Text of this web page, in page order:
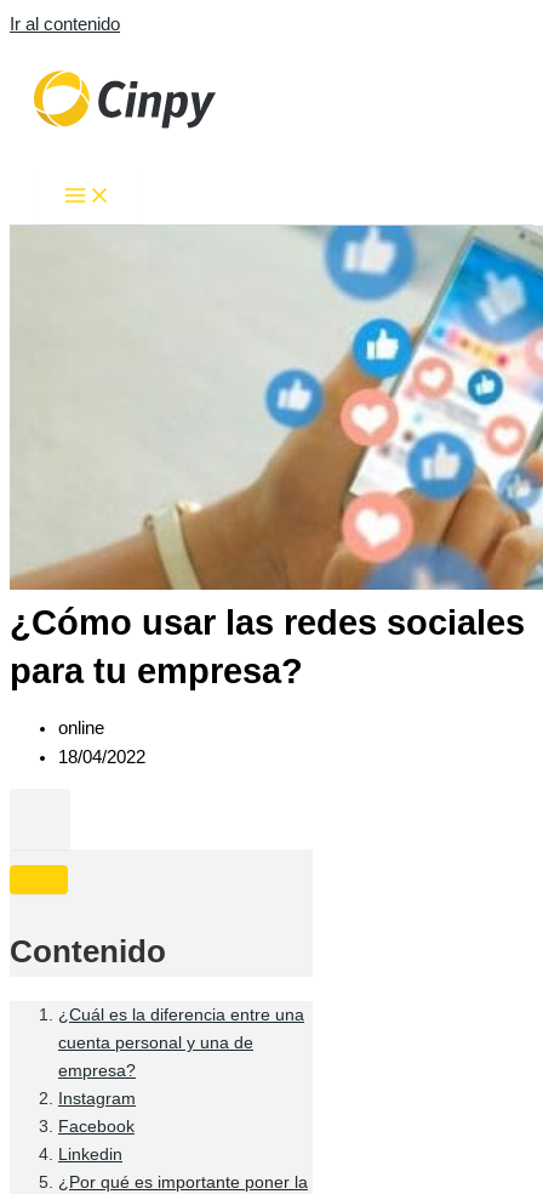
Ir al contenido
¿Cómo usar las redes sociales
para tu empresa?
online
18/04/2022
Contenido
¿Cuál es la diferencia entre una
cuenta personal y una de
empresa?
Instagram
Facebook
Linkedin
¿Por qué es importante poner la